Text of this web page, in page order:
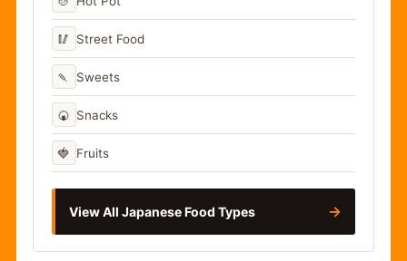
🥢 Street Food
🍡 Sweets
🍘 Snacks
🍓 Fruits
View All Japanese Food Types →